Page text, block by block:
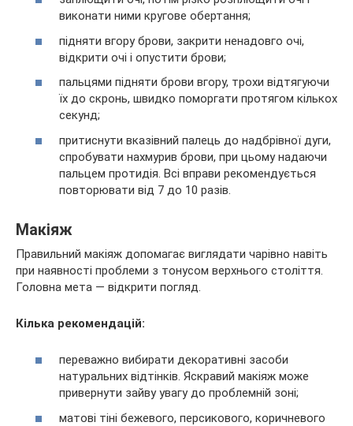
виконати ними кругове обертання;
підняти вгору брови, закрити ненадовго очі,
відкрити очі і опустити брови;
пальцями підняти брови вгору, трохи відтягуючи
їх до скронь, швидко поморгати протягом кількох
секунд;
притиснути вказівний палець до надбрівної дуги,
спробувати нахмурив брови, при цьому надаючи
пальцем протидія. Всі вправи рекомендується
повторювати від 7 до 10 разів.
Макіяж
Правильний макіяж допомагає виглядати чарівно навіть
при наявності проблеми з тонусом верхнього століття.
Головна мета — відкрити погляд.
Кілька рекомендацій:
переважно вибирати декоративні засоби
натуральних відтінків. Яскравий макіяж може
привернути зайву увагу до проблемній зоні;
матові тіні бежевого, персикового, коричневого